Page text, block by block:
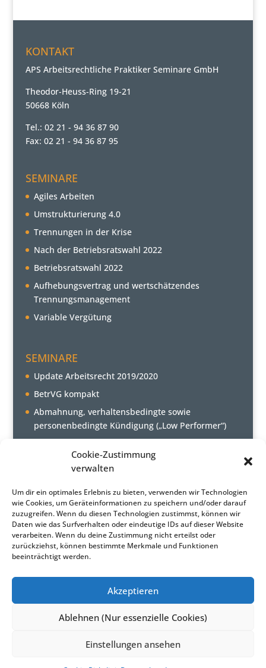
Cookie-Zustimmung
verwalten
Um dir ein optimales Erlebnis zu bieten, verwenden wir Technologien
wie Cookies, um Geräteinformationen zu speichern und/oder darauf
zuzugreifen. Wenn du diesen Technologien zustimmst, können wir
Daten wie das Surfverhalten oder eindeutige IDs auf dieser Website
verarbeiten. Wenn du deine Zustimmung nicht erteilst oder
zurückziehst, können bestimmte Merkmale und Funktionen
beeinträchtigt werden.
Akzeptieren
Ablehnen (Nur essenzielle Cookies)
Einstellungen ansehen
KONTAKT
APS Arbeitsrechtliche Praktiker Seminare GmbH
Theodor-Heuss-Ring 19-21
50668 Köln
Tel.: 02 21 - 94 36 87 90
Fax: 02 21 - 94 36 87 95
SEMINARE
Agiles Arbeiten
Umstrukturierung 4.0
Trennungen in der Krise
Nach der Betriebsratswahl 2022
Betriebsratswahl 2022
Aufhebungsvertrag und wertschätzendes
Trennungsmanagement
Variable Vergütung
SEMINARE
Update Arbeitsrecht 2019/2020
BetrVG kompakt
Abmahnung, verhaltensbedingte sowie
personenbedingte Kündigung („Low Performer“)
AKTUELLE NEWS
Heimarbeit – Verdienstsicherung und
Urlaubsabgeltung
Portrait
Seminare
Links